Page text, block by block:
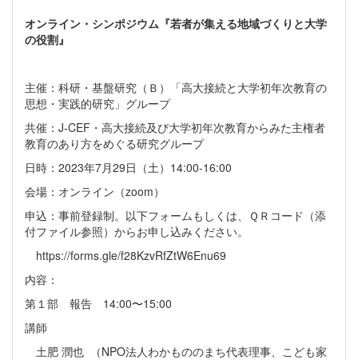
オンライン・シンポジウム『若者が集える地域づくりと大学
の役割』
主催：科研・基盤研究（Ｂ）「高大接続と大学初年次教育の
思想・実践的研究」グループ
共催：J-CEF・高大接続及び大学初年次教育からみた主権者
教育のあり方をめぐる研究グループ
日時：2023年7月29日（土）14:00-16:00
会場：オンライン（zoom）
申込：事前登録制。以下フォームもしくは、ＱＲコード（添
付ファイル参照）からお申し込みください。
https://forms.gle/f28KzvRfZtW6Enu69
内容：
第１部 報告 14:00〜15:00
講師
土肥 潤也 （NPO法人わかもののまち代表理事、こども家